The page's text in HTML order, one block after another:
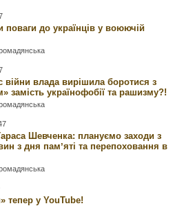
до українців у воюючій
війни влада вирішила боротися з
замість українофобії та рашизму?!
Шевченка: плануємо заходи з
з дня памʼяті та перепоховання в
тепер у YouTube!